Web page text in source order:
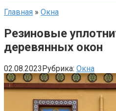
Главная » Окна
Резиновые
деревянных окон
02.08.2023Рубрика: Окна